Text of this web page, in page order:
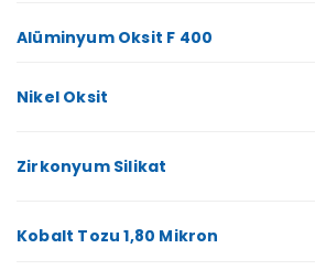
Alüminyum Oksit F 400
Nikel Oksit
Zirkonyum Silikat
Kobalt Tozu 1,80 Mikron